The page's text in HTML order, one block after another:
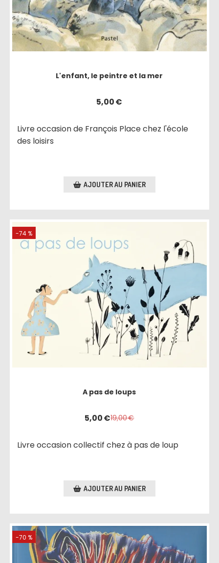
L'enfant, le peintre et la mer
5,00€
Livre occasion de François Place chez l'école
des loisirs
AJOUTER AU PANIER
-74 %
A pas de loups
5,00€19,00€
Livre occasion collectif chez à pas de loup
AJOUTER AU PANIER
-70 %